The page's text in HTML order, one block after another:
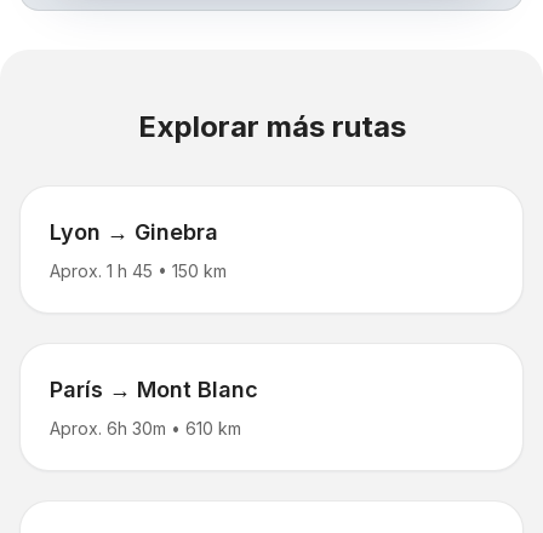
Explorar más rutas
Lyon → Ginebra
Aprox. 1 h 45 • 150 km
París → Mont Blanc
Aprox. 6h 30m • 610 km